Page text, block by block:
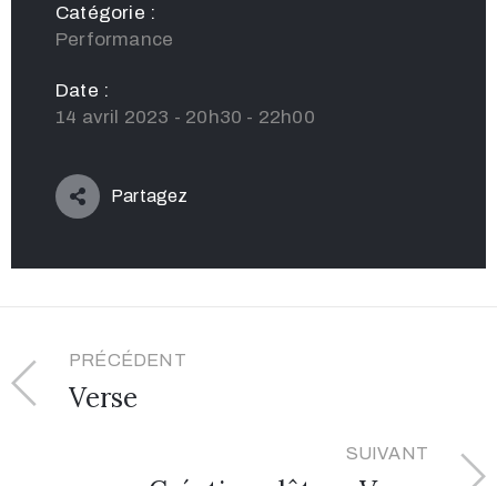
Catégorie :
Performance
Date :
14 avril 2023 - 20h30 - 22h00
Partagez
PRÉCÉDENT
Verse
SUIVANT